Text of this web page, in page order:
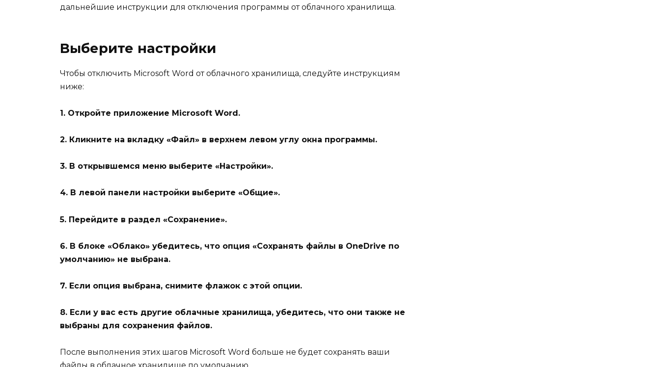
дальнейшие инструкции для отключения программы от облачного хранилища.
Выберите настройки
Чтобы отключить Microsoft Word от облачного хранилища, следуйте инструкциям
ниже:
1. Откройте приложение Microsoft Word.
2. Кликните на вкладку «Файл» в верхнем левом углу окна программы.
3. В открывшемся меню выберите «Настройки».
4. В левой панели настройки выберите «Общие».
5. Перейдите в раздел «Сохранение».
6. В блоке «Облако» убедитесь, что опция «Сохранять файлы в OneDrive по
умолчанию» не выбрана.
7. Если опция выбрана, снимите флажок с этой опции.
8. Если у вас есть другие облачные хранилища, убедитесь, что они также не
выбраны для сохранения файлов.
После выполнения этих шагов Microsoft Word больше не будет сохранять ваши